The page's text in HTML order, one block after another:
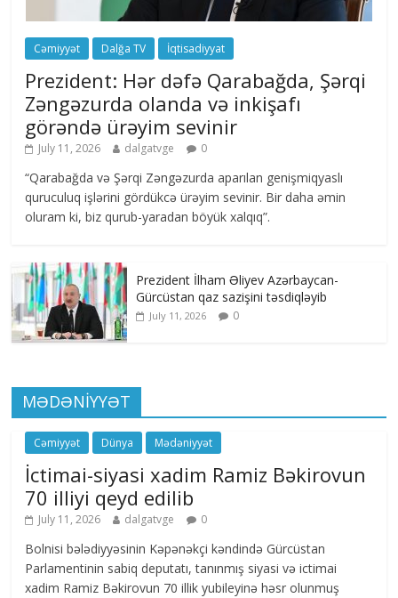
Cəmiyyət Dalğa TV İqtisadiyyat
Prezident: Hər dəfə Qarabağda, Şərqi
Zəngəzurda olanda və inkişafı
görəndə ürəyim sevinir
July 11, 2026 dalgatvge 0
“Qarabağda və Şərqi Zəngəzurda aparılan genişmiqyaslı
quruculuq işlərini gördükcə ürəyim sevinir. Bir daha əmin
oluram ki, biz qurub-yaradan böyük xalqıq”.
Prezident İlham Əliyev Azərbaycan-
Gürcüstan qaz sazişini təsdiqləyib
July 11, 2026 0
MƏDƏNİYYƏT
Cəmiyyət Dünya Mədəniyyət
İctimai-siyasi xadim Ramiz Bəkirovun
70 illiyi qeyd edilib
July 11, 2026 dalgatvge 0
Bolnisi bələdiyyəsinin Kəpənəkçi kəndində Gürcüstan
Parlamentinin sabiq deputatı, tanınmış siyasi və ictimai
xadim Ramiz Bəkirovun 70 illik yubileyinə həsr olunmuş